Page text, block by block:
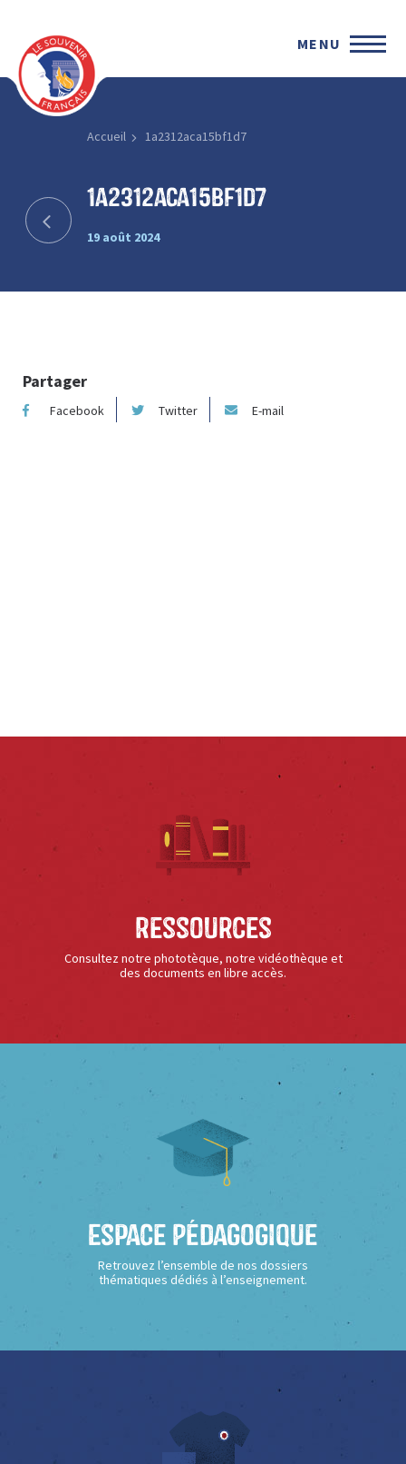
MENU
Accueil 1a2312aca15bf1d7
1a2312aca15bf1d7
19 août 2024
Partager
Facebook Twitter E-mail
Ressources
Consultez notre phototèque, notre vidéothèque et
des documents en libre accès.
Espace Pédagogique
Retrouvez l’ensemble de nos dossiers
thématiques dédiés à l’enseignement.